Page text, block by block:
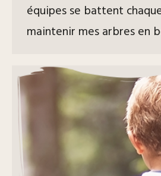
équipes se battent
maintenir mes arbres en